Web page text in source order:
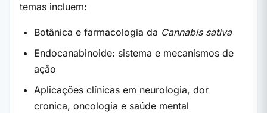
temas incluem:
Botânica e farmacologia da Cannabis sativa
Endocanabinoide: sistema e mecanismos de
ação
Aplicações clínicas em neurologia, dor
cronica, oncologia e saúde mental